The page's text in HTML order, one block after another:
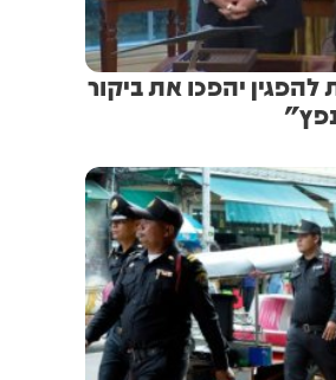
להפגין יהפכו את ביקור